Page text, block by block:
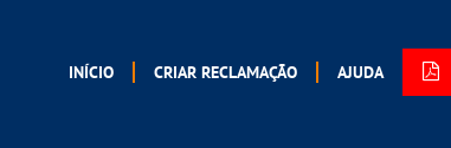
INÍCIO CRIAR RECLAMAÇÃO AJUDA